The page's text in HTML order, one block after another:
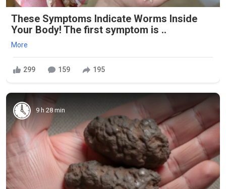
These Symptoms Indicate Worms Inside
Your Body! The first symptom is ..
More
299 159 195
9 h 28 min